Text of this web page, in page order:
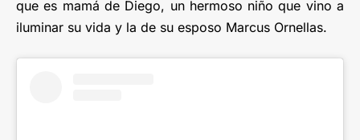
que es mamá de Diego, un hermoso niño que vino a
iluminar su vida y la de su esposo Marcus Ornellas.